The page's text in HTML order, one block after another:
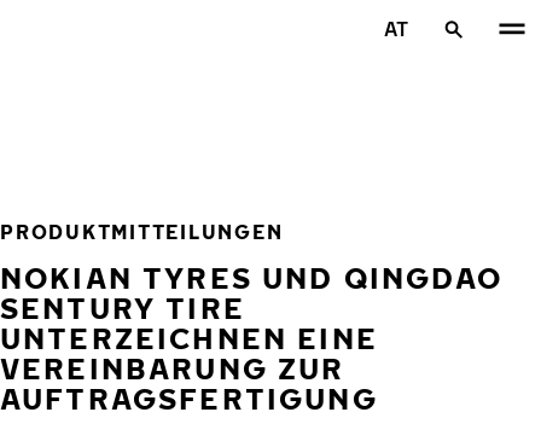
AT
PRODUKTMITTEILUNGEN
NOKIAN TYRES UND QINGDAO
SENTURY TIRE
UNTERZEICHNEN EINE
VEREINBARUNG ZUR
AUFTRAGSFERTIGUNG